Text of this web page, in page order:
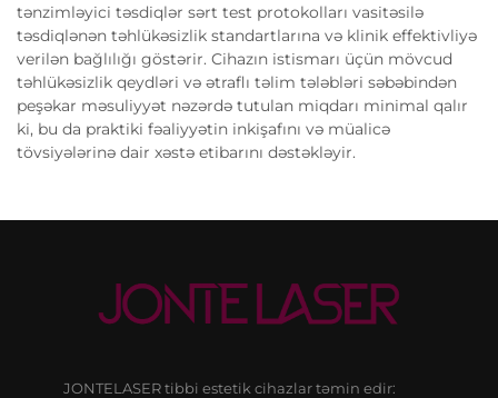
tənzimləyici təsdiqlər sərt test protokolları vasitəsilə
təsdiqlənən təhlükəsizlik standartlarına və klinik effektivliyə
verilən bağlılığı göstərir. Cihazın istismarı üçün mövcud
təhlükəsizlik qeydləri və ətraflı təlim tələbləri səbəbindən
peşəkar məsuliyyət nəzərdə tutulan miqdarı minimal qalır
ki, bu da praktiki fəaliyyətin inkişafını və müalicə
tövsiyələrinə dair xəstə etibarını dəstəkləyir.
JONTELASER tibbi estetik cihazlar təmin edir: